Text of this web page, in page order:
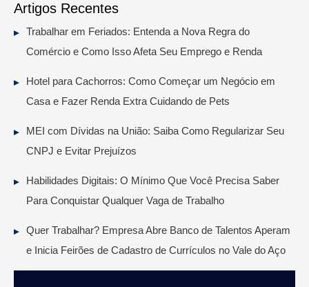
Artigos Recentes
Trabalhar em Feriados: Entenda a Nova Regra do
Comércio e Como Isso Afeta Seu Emprego e Renda
Hotel para Cachorros: Como Começar um Negócio em
Casa e Fazer Renda Extra Cuidando de Pets
MEI com Dívidas na União: Saiba Como Regularizar Seu
CNPJ e Evitar Prejuízos
Habilidades Digitais: O Mínimo Que Você Precisa Saber
Para Conquistar Qualquer Vaga de Trabalho
Quer Trabalhar? Empresa Abre Banco de Talentos Aperam
e Inicia Feirões de Cadastro de Currículos no Vale do Aço